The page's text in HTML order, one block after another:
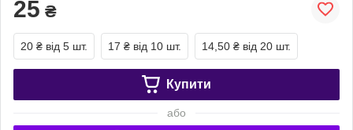
25 ₴
20 ₴ від 5 шт. 17 ₴ від 10 шт. 14,50 ₴ від 20 шт.
Купити
або